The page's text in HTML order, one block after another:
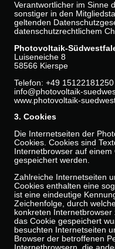
Verantwortlicher im Sinne
sonstiger in den
geltenden
datenschutzrechtlichem
Photovoltaik-
Luiseneiche 8
58566 Kierspe
Telefon: +49 15122181250
info@photovoltaik-
www.photovoltaik-
3. Cookies
Die Internetseiten der
Cookies. Cookies sind
Internetbrowser auf
gespeichert werden.
Zahlreiche Internetseiten
Cookies enthalten eine
ist eine eindeutige
Zeichenfolge, durch
konkreten
das Cookie gespeichert
besuchten Internetseiten
Browser der betroffenen